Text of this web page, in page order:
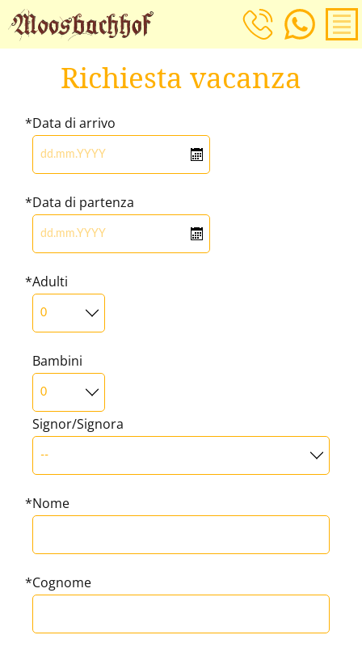
Richiesta vacanza
Data di arrivo
Data di partenza
Adulti
Bambini
Signor/Signora
Nome
Cognome